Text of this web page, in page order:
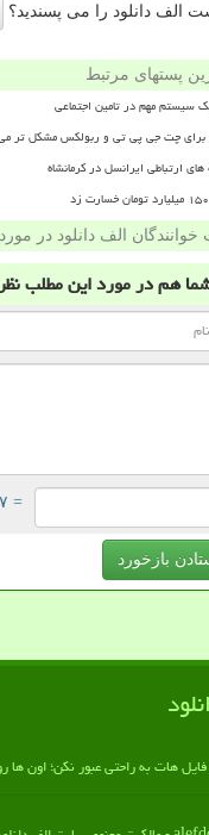
الف دانلود را می پسندید؟
پستهای مرتبط
سیستم مهم در تامین اجتماعی
برای چت جی پی تی و ربولکس مشکل تر
های ارتباطی ایرانسل در کرمانشاه
خوانندگان الف دانلود در
همدر مورد این مطلب
= ۷ بعلاوه ۱
بازخورد
فایل هات به راحتی عبور نکن؛